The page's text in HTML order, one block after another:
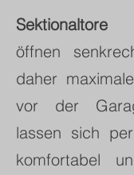
Sektionaltore
öffnen
daher
vor der
lassen sich
komfortabel